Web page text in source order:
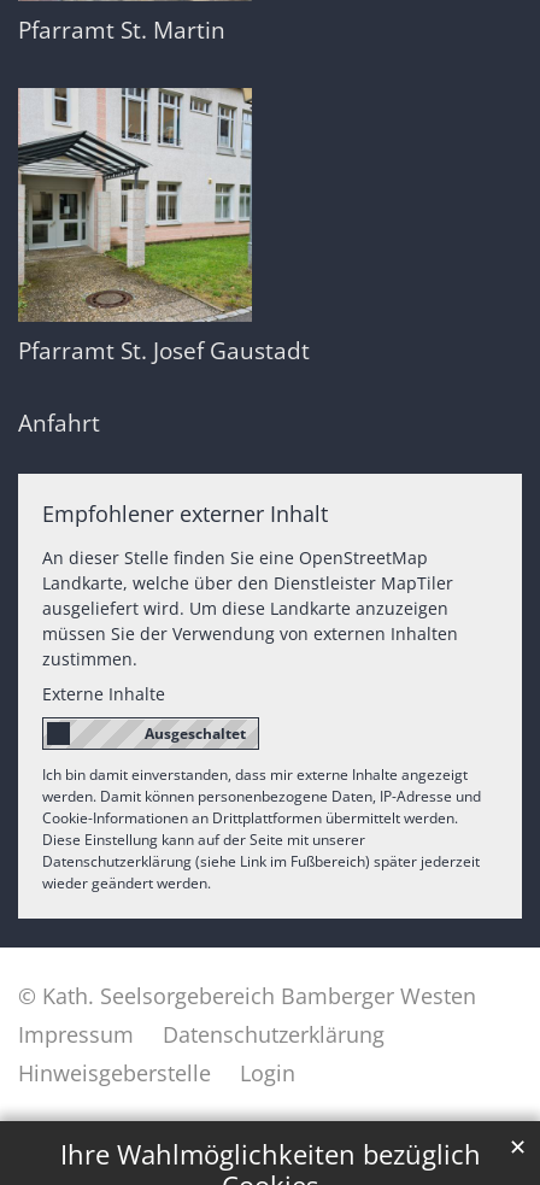
Ihre Wahlmöglichkeiten bezüglich
✕
Pfarramt St. Martin
Pfarramt St. Josef Gaustadt
Anfahrt
Empfohlener externer Inhalt
An dieser Stelle finden Sie eine OpenStreetMap
Landkarte, welche über den Dienstleister MapTiler
ausgeliefert wird. Um diese Landkarte anzuzeigen
müssen Sie der Verwendung von externen Inhalten
zustimmen.
Externe Inhalte
Ich bin damit einverstanden, dass mir externe Inhalte angezeigt
werden. Damit können personenbezogene Daten, IP-Adresse und
Cookie-Informationen an Drittplattformen übermittelt werden.
Diese Einstellung kann auf der Seite mit unserer
Datenschutzerklärung (siehe Link im Fußbereich) später jederzeit
wieder geändert werden.
© Kath. Seelsorgebereich Bamberger Westen
Impressum
Datenschutzerklärung
Hinweisgeberstelle
Login